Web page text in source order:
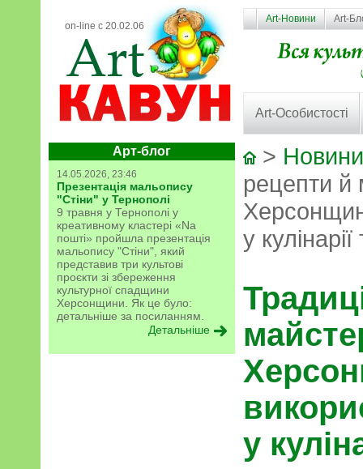
on-line с 20.02.06
Art-Новини Art-
Art-Особистості
Арт-блог
14.05.2026, 23:46
Презентація мальопису
"Стіни" у Тернополі
9 травня у Тернополі у
креативному кластері «Na
пошті» пройшла презентація
мальопису "Стіни", який
представив три культові
проєкти зі збереження
культурної спадщини
Херсонщини. Як це було:
детальніше за посиланням.
Детальніше
>
рецепти й
у
у